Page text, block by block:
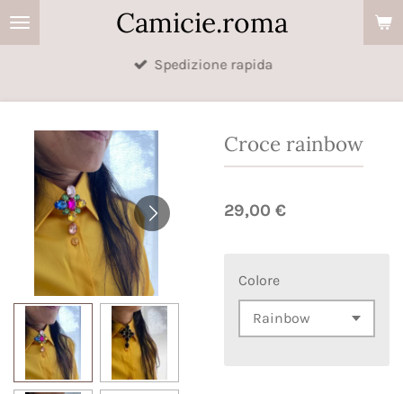
Vai
al
Camicie.roma
Spedizione rapida
Croce rainbow
29,00 €
Colore